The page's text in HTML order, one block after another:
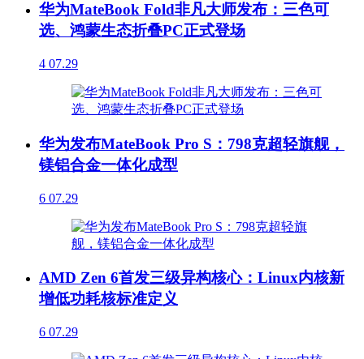
华为MateBook Fold非凡大师发布：三色可
选、鸿蒙生态折叠PC正式登场
4 07.29
华为发布MateBook Pro S：798克超轻旗舰，
镁铝合金一体化成型
6 07.29
AMD Zen 6首发三级异构核心：Linux内核新
增低功耗核标准定义
6 07.29